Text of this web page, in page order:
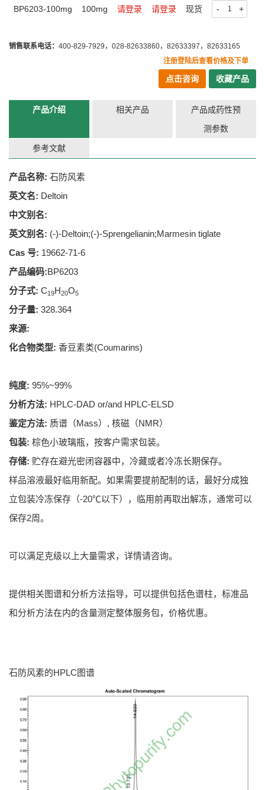
BP6203-100mg 100mg 请登录 请登录 现货 - +
销售联系电话： 400-829-7929，028-82633860，82633397，82633165
注册登陆后查看价格及下单
点击咨询 收藏产品
产品介绍 相关产品
产品成药性预
测参数
参考文献
产品名称: 石防风素
英文名: Deltoin
中文别名:
英文别名: (-)-Deltoin;(-)-Sprengelianin;Marmesin tiglate
Cas 号: 19662-71-6
产品编码:BP6203
分子式: C19H20O5
分子量: 328.364
来源:
化合物类型: 香豆素类(Coumarins)
纯度: 95%~99%
分析方法: HPLC-DAD or/and HPLC-ELSD
鉴定方法: 质谱（Mass）, 核磁（NMR）
包装: 棕色小玻璃瓶，按客户需求包装。
存储: 贮存在避光密闭容器中，冷藏或者冷冻长期保存。
样品溶液最好临用新配。如果需要提前配制的话，最好分成独
立包装冷冻保存（-20℃以下），临用前再取出解冻，通常可以
保存2周。
可以满足克级以上大量需求，详情请咨询。
提供相关图谱和分析方法指导，可以提供包括色谱柱，标准品
和分析方法在内的含量测定整体服务包，价格优惠。
石防风素的HPLC图谱